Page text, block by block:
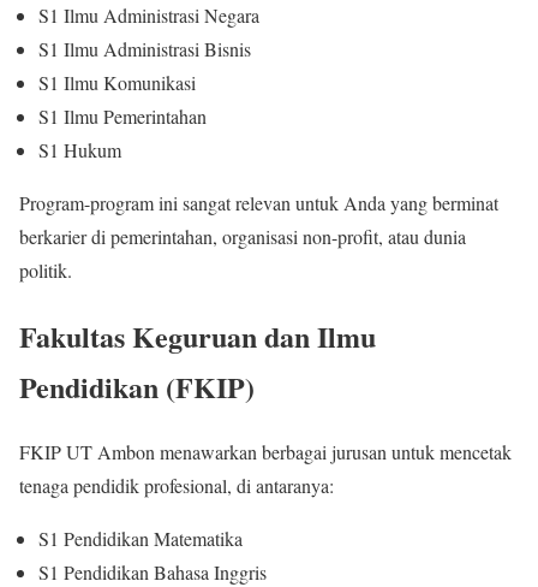
S1 Ilmu Administrasi Negara
S1 Ilmu Administrasi Bisnis
S1 Ilmu Komunikasi
S1 Ilmu Pemerintahan
S1 Hukum
Program-program ini sangat relevan untuk Anda yang berminat
berkarier di pemerintahan, organisasi non-profit, atau dunia
politik.
Fakultas Keguruan dan Ilmu
Pendidikan (FKIP)
FKIP UT Ambon menawarkan berbagai jurusan untuk mencetak
tenaga pendidik profesional, di antaranya:
S1 Pendidikan Matematika
S1 Pendidikan Bahasa Inggris